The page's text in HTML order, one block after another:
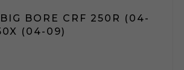
BORE CRF 250R (04-
(04-09)